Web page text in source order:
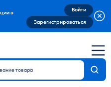
в
Войти
Зарегистрироваться